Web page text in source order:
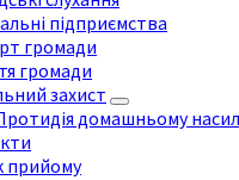
підприємства
громади
громади
захист
домашньому
прийому